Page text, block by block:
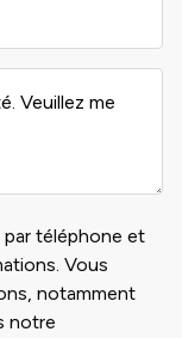
téléphone et
Vous
notamment
notre